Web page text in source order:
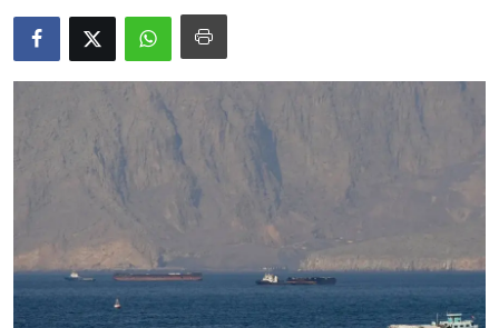
Galeri
Yazarlar
İletişim